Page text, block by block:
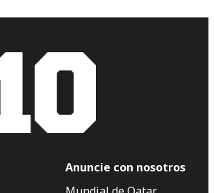
Anuncie con nosotros